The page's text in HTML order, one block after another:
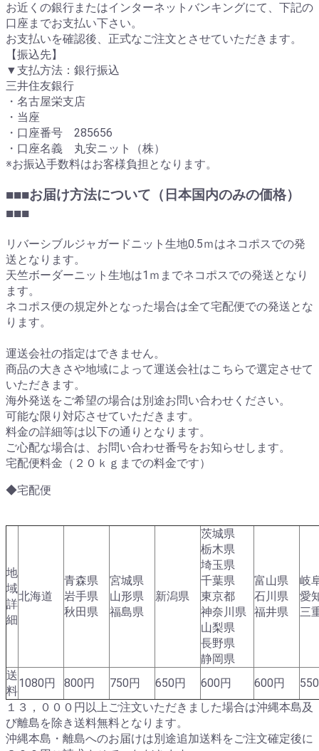
お近くの銀行またはインターネットバンキングにて、下記の
口座までお支払い下さい。
お支払いを確認後、正式なご注文とさせていただきます。
【振込先】
▼支払方法：銀行振込
三井住友銀行
・名古屋栄支店
・当座
・口座番号 285656
・口座名義 丸安ニット（株）
※お振込手数料はお客様負担となります。
■■■お届け方法について（日本国内のみの価格）
■■■
リバーシブルジャガードニット生地0.5ｍはネコポスでの発
送となります。
天竺ボーダーニット生地は1ｍまでネコポスでの発送となり
ます。
ネコポス便の規定外となった場合は全て宅配便での発送とな
ります。
運送会社の指定はできません。
商品の大きさや地域によって運送会社はこちらで選定させて
いただきます。
海外発送をご希望の場合は別途お問い合わせください。
可能な限り対応させていただきます。
料金の詳細等は以下の通りとなります。
ご心配な場合は、お問い合わせ番号をお知らせします。
宅配便料金（２０ｋｇまでの料金です）
◆宅配便
地
域
詳
細
北海道
青森県
岩手県
秋田県
宮城県
山形県
福島県
新潟県
茨城県
栃木県
埼玉県
千葉県
東京都
神奈川県
山梨県
長野県
静岡県
富山県
石川県
福井県
岐
愛
三
送
料
1080円 800円 750円 650円 600円 600円
１３，０００円以上ご注文いただきました場合は沖縄本島及
び離島を除き送料無料となります。
沖縄本島・離島へのお届けは別途追加送料をご注文確定後に